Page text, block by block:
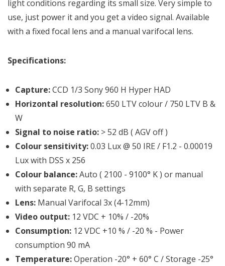
light conditions regarding its small size. Very simple to
use, just power it and you get a video signal. Available
with a fixed focal lens and a manual varifocal lens.
Specifications:
Capture:CCD 1/3 Sony 960 H Hyper HAD
Horizontal resolution:650 LTV colour / 750 LTV B &
W
Signal to noise ratio: > 52 dB ( AGV off )
Colour sensitivity:0.03 Lux @ 50 IRE / F1.2 - 0.00019
Lux with DSS x 256
Colour balance:Auto ( 2100 - 9100° K ) or manual
with separate R, G, B settings
Lens: Manual Varifocal 3x (4-12mm)
Video output: 12 VDC + 10% / -20%
Consumption: 12 VDC +10 % / -20 % - Power
consumption 90 mA
Temperature:Operation -20° + 60° C / Storage -25°